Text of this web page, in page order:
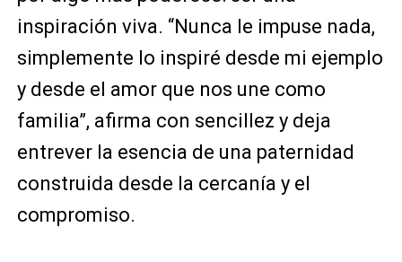
inspiración viva. “Nunca le impuse nada,
simplemente lo inspiré desde mi ejemplo
y desde el amor que nos une como
familia”, afirma con sencillez y deja
entrever la esencia de una paternidad
construida desde la cercanía y el
compromiso.